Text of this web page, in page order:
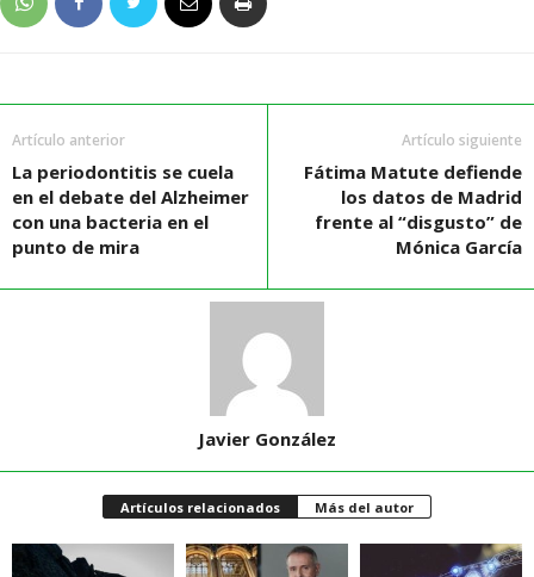
Artículo anterior
La periodontitis se cuela
en el debate del Alzheimer
con una bacteria en el
punto de mira
Artículo siguiente
Fátima Matute defiende
los datos de Madrid
frente al “disgusto” de
Mónica García
Javier González
Artículos relacionados Más del autor